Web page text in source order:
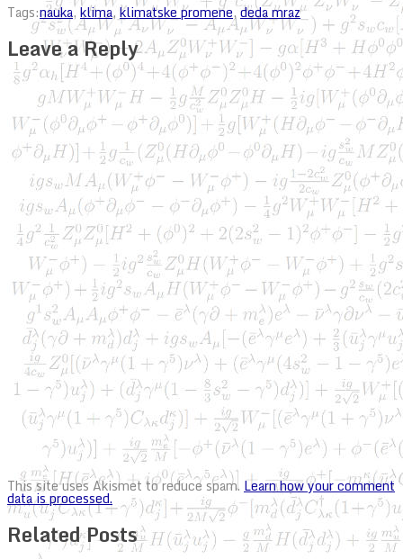
Tags:nauka, klima, klimatske promene,deda mraz
Leave a Reply
This site uses Akismet to reduce spam. Learn how your comment
data is processed.
Related Posts